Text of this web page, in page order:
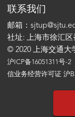
联系我们
邮箱：
社址: 上海市徐汇区
© 2020 上海交通大
沪ICP备16051311号-2
信业务经营许可证 沪